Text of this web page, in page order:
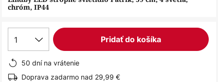
chróm, IP44
1 Pridať do košíka
50 dní na vrátenie
Doprava zadarmo nad 29,99 €